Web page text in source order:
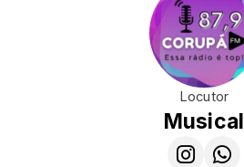
Locutor
Musical